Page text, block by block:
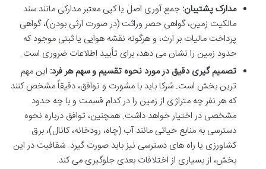
مدارک پشتیبان: جمع آوری اصل یا کپی معتبر مدارکی مانند سند
مالکیت زمین، گواهی حصر وراثت (در صورت ارثی بودن)، گواهی
پرداخت مالیات بر ارث، و هرگونه نقشه هوایی یا ثبتی موجود که
حدود زمین را نشان می دهد، برای تأیید اطلاعات ضروری است.
تصمیم گیری دقیق در مورد نحوه تقسیم و سهم هر فرد: این مهم
ترین بخش است. شرکا باید با مشورت و توافق، دقیقاً مشخص کنند
که هر نفر چه متراژی از زمین را در کدام قسمت و با چه حدود
مشخصی در اختیار خواهد داشت. همچنین، توافق درباره نحوه
دسترسی به منابع حیاتی مانند آب (چاه، رودخانه، کانال)، برق
کشاورزی یا راه های دسترسی نیز باید صورت گیرد. شفافیت در این
بخش، از بسیاری از اختلافات بعدی جلوگیری می کند.